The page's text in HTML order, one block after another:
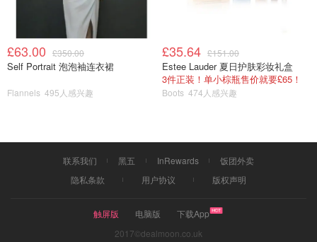
£63.00 £350.00
Self Portrait 泡泡袖连衣裙
Flannels 495人感兴趣
£35.64 £151.00
Estee Lauder 夏日护肤彩妆礼盒
3件正装！单小棕瓶售价就要£65！
Boots 474人感兴趣
联系我们 黑五 InRewards
饭团外卖
隐私条款
用户协议 版权声明
触屏版 电脑版
下载App
2017©dealmoon.co.uk